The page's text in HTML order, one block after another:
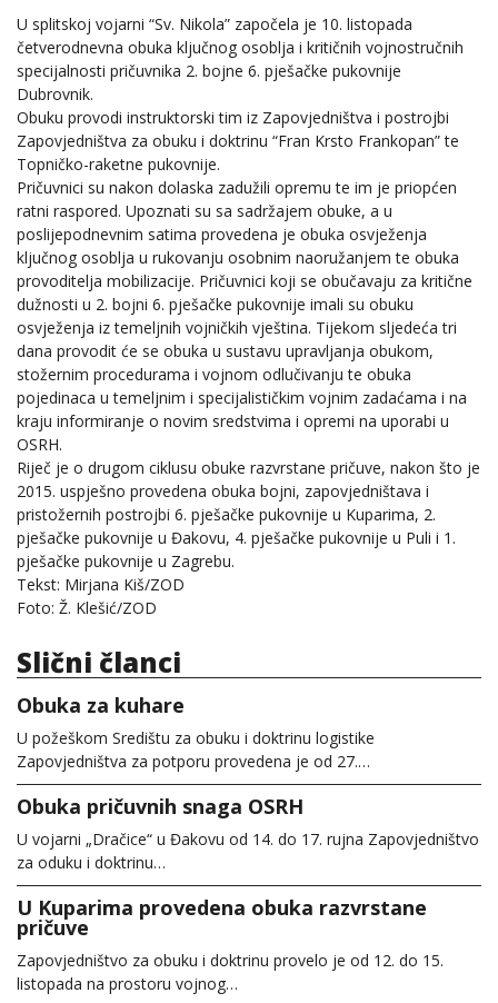
U splitskoj vojarni “Sv. Nikola” započela je 10. listopada
četverodnevna obuka ključnog osoblja i kritičnih vojnostručnih
specijalnosti pričuvnika 2. bojne 6. pješačke pukovnije
Dubrovnik.
Obuku provodi instruktorski tim iz Zapovjedništva i postrojbi
Zapovjedništva za obuku i doktrinu “Fran Krsto Frankopan” te
Topničko-raketne pukovnije.
Pričuvnici su nakon dolaska zadužili opremu te im je priopćen
ratni raspored. Upoznati su sa sadržajem obuke, a u
poslijepodnevnim satima provedena je obuka osvježenja
ključnog osoblja u rukovanju osobnim naoružanjem te obuka
provoditelja mobilizacije. Pričuvnici koji se obučavaju za kritične
dužnosti u 2. bojni 6. pješačke pukovnije imali su obuku
osvježenja iz temeljnih vojničkih vještina. Tijekom sljedeća tri
dana provodit će se obuka u sustavu upravljanja obukom,
stožernim procedurama i vojnom odlučivanju te obuka
pojedinaca u temeljnim i specijalističkim vojnim zadaćama i na
kraju informiranje o novim sredstvima i opremi na uporabi u
OSRH.
Riječ je o drugom ciklusu obuke razvrstane pričuve, nakon što je
2015. uspješno provedena obuka bojni, zapovjedništava i
pristožernih postrojbi 6. pješačke pukovnije u Kuparima, 2.
pješačke pukovnije u Đakovu, 4. pješačke pukovnije u Puli i 1.
pješačke pukovnije u Zagrebu.
Tekst: Mirjana Kiš/ZOD
Foto: Ž. Klešić/ZOD
Slični članci
Obuka za kuhare
U požeškom Središtu za obuku i doktrinu logistike
Zapovjedništva za potporu provedena je od 27.…
Obuka pričuvnih snaga OSRH
U vojarni „Dračice“ u Đakovu od 14. do 17. rujna Zapovjedništvo
za oduku i doktrinu…
U Kuparima provedena obuka razvrstane
pričuve
Zapovjedništvo za obuku i doktrinu provelo je od 12. do 15.
listopada na prostoru vojnog…